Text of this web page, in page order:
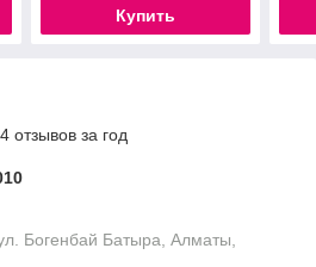
Купить
отзывов за год
Богенбай Батыра, Алматы,